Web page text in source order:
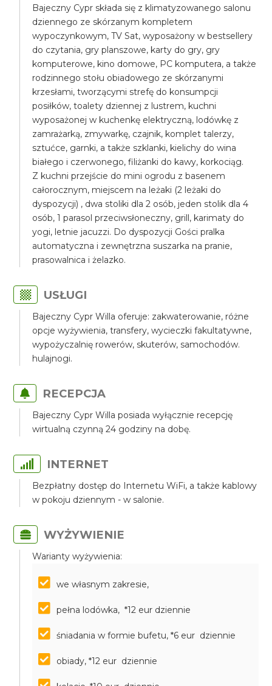
Bajeczny Cypr składa się z klimatyzowanego salonu
dziennego ze skórzanym kompletem
wypoczynkowym, TV Sat, wyposażony w bestsellery
do czytania, gry planszowe, karty do gry, gry
komputerowe, kino domowe, PC komputera, a także
rodzinnego stołu obiadowego ze skórzanymi
krzesłami, tworzącymi strefę do konsumpcji
posiłków, toalety dziennej z lustrem, kuchni
wyposażonej w kuchenkę elektryczną, lodówkę z
zamrażarką, zmywarkę, czajnik, komplet talerzy,
sztućce, garnki, a także szklanki, kielichy do wina
białego i czerwonego, filiżanki do kawy, korkociąg.
Z kuchni przejście do mini ogrodu z basenem
całorocznym, miejscem na leżaki (2 leżaki do
dyspozycji) , dwa stoliki dla 2 osób, jeden stolik dla 4
osób, 1 parasol przeciwsłoneczny, grill, karimaty do
yogi, letnie jacuzzi. Do dyspozycji Gości pralka
automatyczna i zewnętrzna suszarka na pranie,
prasowalnica i żelazko.
USŁUGI
Bajeczny Cypr Willa oferuje: zakwaterowanie, różne
opcje wyżywienia, transfery, wycieczki fakultatywne,
wypożyczalnię rowerów, skuterów, samochodów.
hulajnogi.
RECEPCJA
Bajeczny Cypr Willa posiada wyłącznie recepcję
wirtualną czynną 24 godziny na dobę.
INTERNET
Bezpłatny dostęp do Internetu WiFi, a także kablowy
w pokoju dziennym - w salonie.
WYŻYWIENIE
Warianty wyżywienia:
we własnym zakresie,
pełna lodówka, *12 eur dziennie
śniadania w formie bufetu, *6 eur dziennie
obiady, *12 eur dziennie